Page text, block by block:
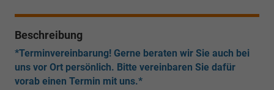
Beschreibung
*Terminvereinbarung! Gerne beraten wir Sie auch bei
uns vor Ort persönlich. Bitte vereinbaren Sie dafür
vorab einen Termin mit uns.*